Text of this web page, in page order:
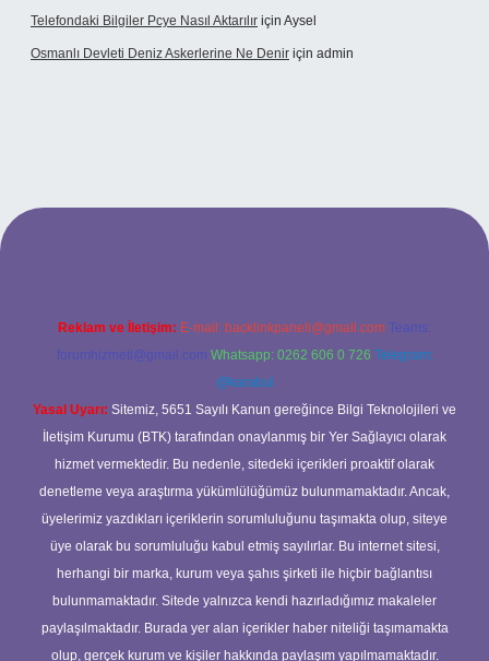
Telefondaki Bilgiler Pcye Nasıl Aktarılır için Aysel
Osmanlı Devleti Deniz Askerlerine Ne Denir için admin
Reklam ve İletişim: E-mail: backlinkpaneli@gmail.com Teams:
forumhizmeti@gmail.com Whatsapp: 0262 606 0 726 Telegram:
@karabul
Yasal Uyarı: Sitemiz, 5651 Sayılı Kanun gereğince Bilgi Teknolojileri ve
İletişim Kurumu (BTK) tarafından onaylanmış bir Yer Sağlayıcı olarak
hizmet vermektedir. Bu nedenle, sitedeki içerikleri proaktif olarak
denetleme veya araştırma yükümlülüğümüz bulunmamaktadır. Ancak,
üyelerimiz yazdıkları içeriklerin sorumluluğunu taşımakta olup, siteye
üye olarak bu sorumluluğu kabul etmiş sayılırlar. Bu internet sitesi,
herhangi bir marka, kurum veya şahıs şirketi ile hiçbir bağlantısı
bulunmamaktadır. Sitede yalnızca kendi hazırladığımız makaleler
paylaşılmaktadır. Burada yer alan içerikler haber niteliği taşımamakta
olup, gerçek kurum ve kişiler hakkında paylaşım yapılmamaktadır.